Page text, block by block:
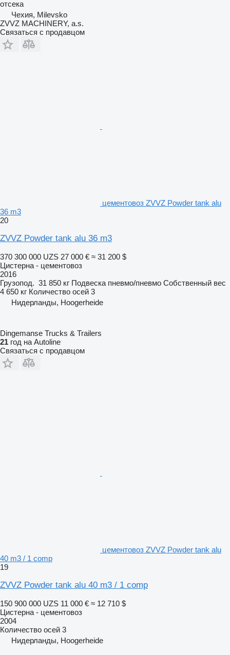
отсека
Чехия, Milevsko
ZVVZ MACHINERY, a.s.
Связаться с продавцом
цементовоз ZVVZ Powder tank alu
36 m3
20
ZVVZ Powder tank alu 36 m3
370 300 000 UZS 27 000 € ≈ 31 200 $
Цистерна - цементовоз
2016
Грузопод. 31 850 кг Подвеска пневмо/пневмо Собственный вес
4 650 кг Количество осей 3
Нидерланды, Hoogerheide
Dingemanse Trucks & Trailers
21 год на Autoline
Связаться с продавцом
цементовоз ZVVZ Powder tank alu
40 m3 / 1 comp
19
ZVVZ Powder tank alu 40 m3 / 1 comp
150 900 000 UZS 11 000 € ≈ 12 710 $
Цистерна - цементовоз
2004
Количество осей 3
Нидерланды, Hoogerheide